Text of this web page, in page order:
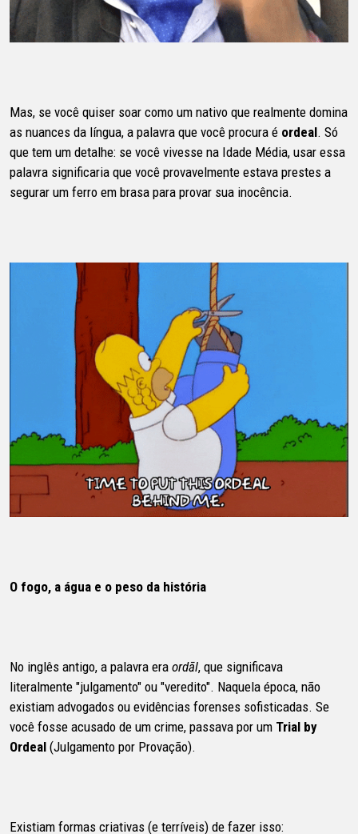
Mas, se você quiser soar como um nativo que realmente domina
as nuances da língua, a palavra que você procura é ordeal. Só
que tem um detalhe: se você vivesse na Idade Média, usar essa
palavra significaria que você provavelmente estava prestes a
segurar um ferro em brasa para provar sua inocência.
O fogo, a água e o peso da história
No inglês antigo, a palavra era ordāl, que significava
literalmente "julgamento" ou "veredito". Naquela época, não
existiam advogados ou evidências forenses sofisticadas. Se
você fosse acusado de um crime, passava por um Trial by
Ordeal (Julgamento por Provação).
Existiam formas criativas (e terríveis) de fazer isso: